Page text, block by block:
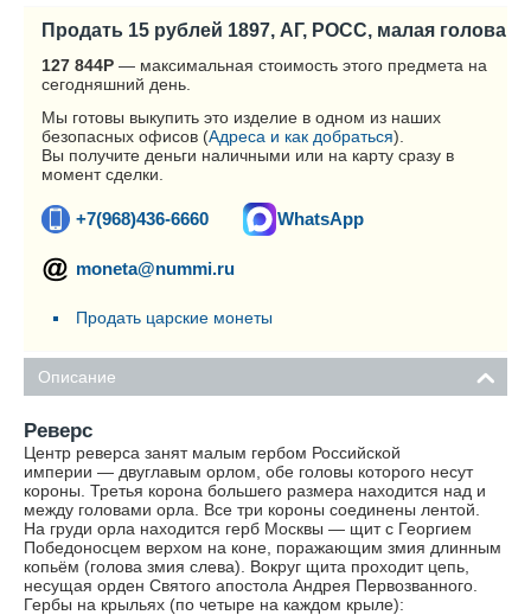
Продать 15 рублей 1897, АГ, РОСС, малая голова
127 844Р — максимальная стоимость этого предмета на
сегодняшний день.
Мы готовы выкупить это изделие в одном из наших
безопасных офисов (Адреса и как добраться).
Вы получите деньги наличными или на карту сразу в
момент сделки.
+7(968)436-6660 WhatsApp
moneta@nummi.ru
Продать царские монеты
Описание
Реверс
Центр реверса занят малым гербом Российской
империи — двуглавым орлом, обе головы которого несут
короны. Третья корона большего размера находится над и
между головами орла. Все три короны соединены лентой.
На груди орла находится герб Москвы — щит с Георгием
Победоносцем верхом на коне, поражающим змия длинным
копьём (голова змия слева). Вокруг щита проходит цепь,
несущая орден Святого апостола Андрея Первозванного.
Гербы на крыльях (по четыре на каждом крыле):